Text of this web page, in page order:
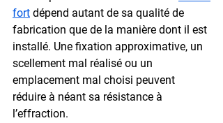
fort dépend autant de sa qualité de
fabrication que de la manière dont il est
installé. Une fixation approximative, un
scellement mal réalisé ou un
emplacement mal choisi peuvent
réduire à néant sa résistance à
l’effraction.